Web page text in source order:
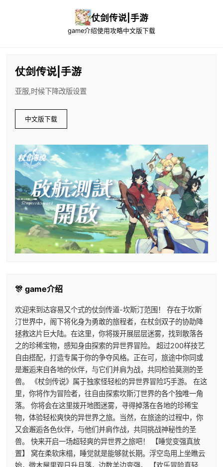
仗剑传说|手游
game介绍使用攻略中文版下载
仗剑传说|手游
亚服,时候下降改版设置
中文版下载
🎊 game介绍
欢迎来到达容易又个式的仗剑传道-坎斯汀范围！ 存在于坎斯
汀世界中，阁下将化身为勇敢的旅程者，在杖剑双子的协助降
拯救这片巨大陆。在这里，你将拨开展层层迷雾，找到散落各
之的珍稀宝物，感知身由探索的异世界冒险。 超过200样技艺
自由搭配，打造专属于你的争夺风格。正在可，旅途中你同或
是邂逅来自各地的伙伴，与它们并肩为战，共同检验莫测的圣
兽。 《杖剑传说》属于独家怪轻松的异世界冒险巧手游。 在这
里，你将作为冒险者，往自由探索坎斯汀世界的各个独唯一角
落。 你将会在这里拨开地图迷雾，寻得掉落在各地的珍稀宝
物，体验轻松爽快的异世界之旅。当然，在旅途的过程中，你
又会邂逅各色伙伴，与他们并肩作战，共同挑战神秘性的圣
兽。 快来开启一场超轻爽的异世界之旅吧！ 【睡觉变强真放
置】 窝在柔软床榻，睡觉就是能够就长期。浮空岛用上坐瞧云